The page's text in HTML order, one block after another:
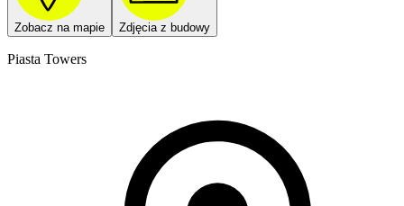
Zobacz na mapie Zdjęcia z budowy
Piasta Towers